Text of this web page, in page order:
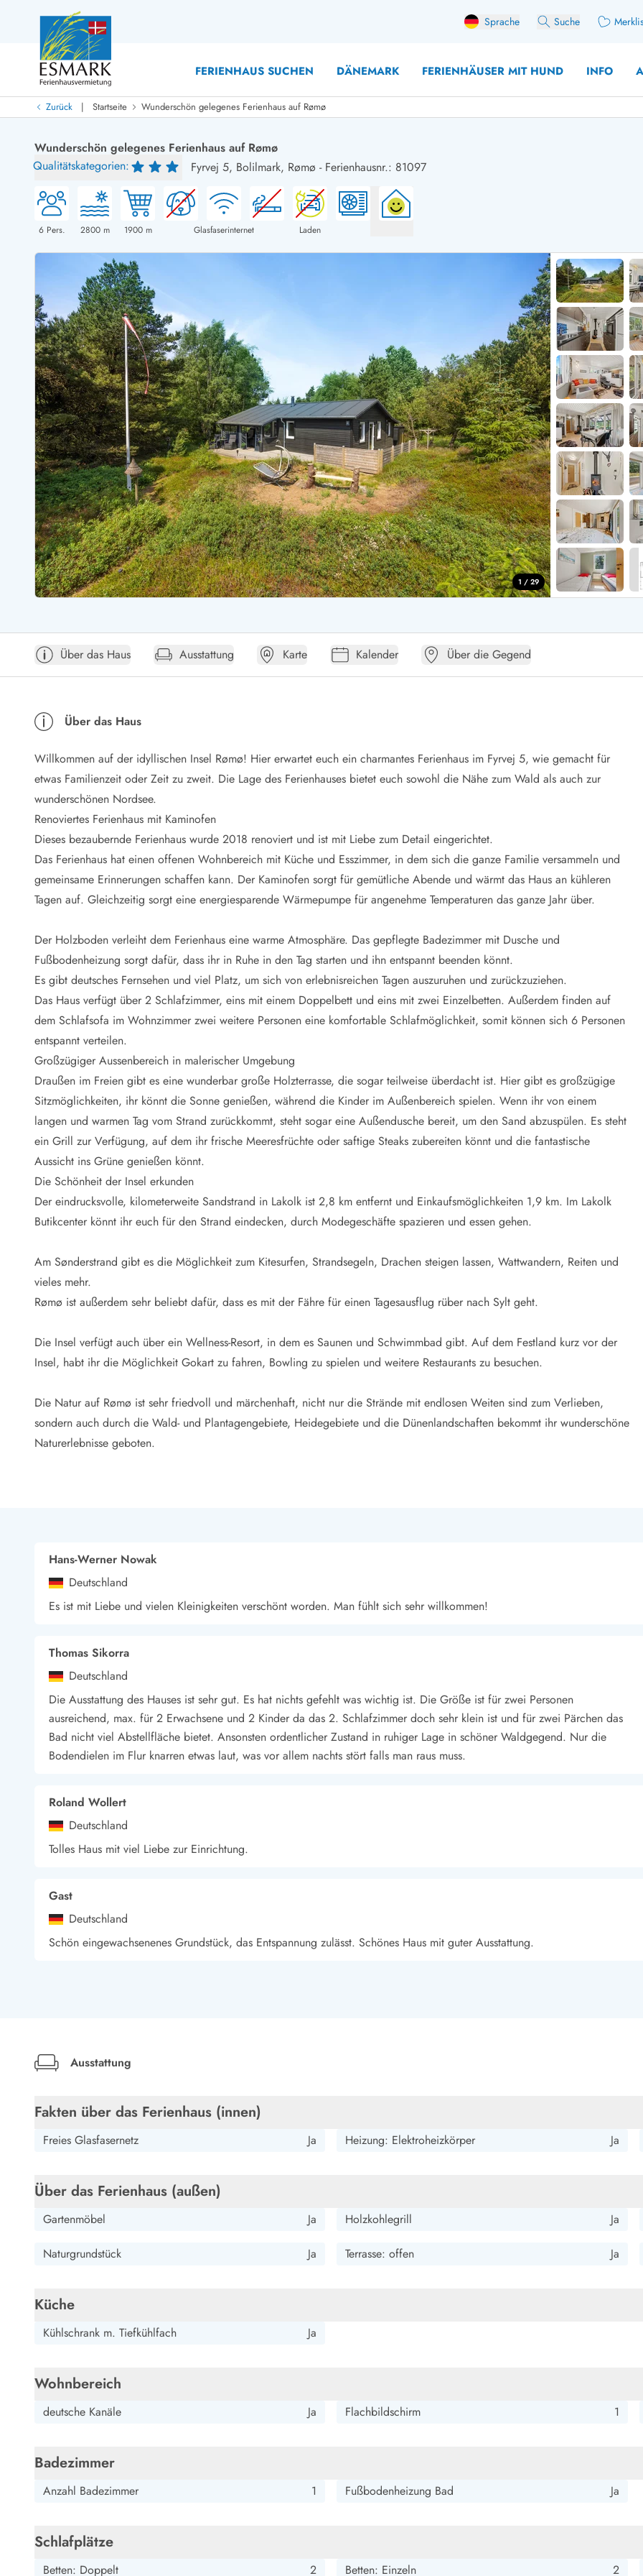
Sprache Suche
FERIENHAUS SUCHEN DÄNEMARK FERIENHÄUSER MIT HUND INFO
Last Minute
Last Minute
Neu bei uns!
Neue Ferienhäuser bei ESMARKFerienhäuser mit PoolFerienhäuser mit Hund
Neurenovierte Ferienhäuser
Ferienhäuser mit Endreinigung inklusive
Ferienhäuser dicht am Strand
Ferienhäuser neu gebaut
Ferienhäuser mit Sauna
Ferienhäuser Nicht-Raucher
Ferienhäuser mit Aussicht
Ferienhäuser mit Whirlpool
Ferienhäuser mit Freitagswechsel
Ferienhäuser mit Samstagswechsel
Ferienhäuser mit Sonntagswechsel
Ferienhäuser für Angler
Ferienhäuser mit Aktivitätsraum
Ferienhaus für 4 Personen
Ferienhaus für 6 Personen
Ferienhaus für
Ferienhäuser im
Ferienhäuser im
Ferienhäuser im
Ferienhäuser
Ferienhäuser
Ferienhäuser
Ferienhäuser BjerregardFerienhäuser BlavandFerienhäuser Hvide SandeFerienhäuser Sondervig
Ferienhäuser Argab
Ferienhäuser in Arrild
Ferienhäuser Bjerregard
Ferienhäuser Blavand
Ferienhäuser Bork Havn
Ferienhäuser Fjand
Ferienhäuser Fanö
Ferienhäuser Graerup Strand
Ferienhäuser Haurvig
Ferienhäuser Henne Strand
Ferienhäuser Ho
Ferienhäuser Houstrup
Ferienhäuser Houvig
Ferienhäuser auf Holmsland Klit
Ferienhäuser in Holmsland
Ferienhäuser Hvide Sande
Ferienhäuser Jegum
Ferienhäuser Klegod
Ferienhäuser Lodbjerg Hede
Ferienhäuser Nr. Lyngvig
Ferienhäuser in
Ferienhäuser
Ferienhäuser
Ferienhäuser
Ferienhäuser
Ferienhäuser in
Ferienhäuser
Ferienhäuser
Ferienhäuser
Öffnungszeiten
Anreise
Ferienhaus ABC
Häufige Fragen zur Buchung
Verleihservice
Reisescheckliste
Endreinigung
Gutschein
Frühbucher
Mietbedingungen
Reiseführer Dänemark
Tipps für Urlaub in Dänemark
Saisonzeiten
Badesicherheit im Meer
Naturschutz
Webcam Dänemark
Ferienhauskatalog
Fotowettbewerb
Vorteile bei uns
Reisecurity
Esmark KidsVIP
Esmark VIP - Partnervorteile und Rabatte
Preisgarantie
Keine Kaution
Gästebewertungen
Gratis WLAN
We love people
Esmark VIP Partnervorteile
Esmark KidsVIP
LEGOLAND® Rabatt
Urlaub am Strand
Urlaub in der Natur
Indoorspielländer in Dänemark
Zoos und Tierparks in Dänemark
Freizeitparks in Dänemark
Fitnesscenter in Dänemark
Reiten in Dänemark
Surfen in Dänemark
Segeln in Dänemark
Kultur in Dänemark
Historische Museen
Sehenswürdigkeiten
Kunstmuseen
Kunsthandwerk und Galerien
Essen und Trinken
Weihnachten in Dänemark
Wikinger in Dänemark
Esmark Bjerregard Esmark Sondervig Esmark Houstrup Esmark Fanö Esmark Blavand Esmark Vejers Esmark Henne
Kontakt & Öffnungszeiten
Sponsoren - Esmark unterstützt
Mietbedingungen
Impressum
Zurück | Startseite Wunderschön gelegenes Ferienhaus auf Rømø
Wunderschön gelegenes Ferienhaus auf Rømø
Qualitätskategorien:
Fyrvej 5, Bolilmark, Rømø - Ferienhausnr.: 81097
6Pers. 2800m 1900m Glasfaserinternet Laden
1 / 29
Über das Haus Ausstattung Karte Kalender Über die Gegend
Über das Haus
Willkommen auf der idyllischen Insel Rømø! Hier erwartet euch ein charmantes Ferienhaus im Fyrvej 5, wie gemacht für
etwas Familienzeit oder Zeit zu zweit. Die Lage des Ferienhauses bietet euch sowohl die Nähe zum Wald als auch zur
wunderschönen Nordsee.
Renoviertes Ferienhaus mit Kaminofen
Dieses bezaubernde Ferienhaus wurde 2018 renoviert und ist mit Liebe zum Detail eingerichtet.
Das Ferienhaus hat einen offenen Wohnbereich mit Küche und Esszimmer, in dem sich die ganze Familie versammeln und
gemeinsame Erinnerungen schaffen kann. Der Kaminofen sorgt für gemütliche Abende und wärmt das Haus an kühleren
Tagen auf. Gleichzeitig sorgt eine energiesparende Wärmepumpe für angenehme Temperaturen das ganze Jahr über.
Der Holzboden verleiht dem Ferienhaus eine warme Atmosphäre. Das gepflegte Badezimmer mit Dusche und
Fußbodenheizung sorgt dafür, dass ihr in Ruhe in den Tag starten und ihn entspannt beenden könnt.
Es gibt deutsches Fernsehen und viel Platz, um sich von erlebnisreichen Tagen auszuruhen und zurückzuziehen.
Das Haus verfügt über 2 Schlafzimmer, eins mit einem Doppelbett und eins mit zwei Einzelbetten. Außerdem finden auf
dem Schlafsofa im Wohnzimmer zwei weitere Personen eine komfortable Schlafmöglichkeit, somit können sich 6 Personen
entspannt verteilen.
Großzügiger Aussenbereich in malerischer Umgebung
Draußen im Freien gibt es eine wunderbar große Holzterrasse, die sogar teilweise überdacht ist. Hier gibt es großzügige
Sitzmöglichkeiten, ihr könnt die Sonne genießen, während die Kinder im Außenbereich spielen. Wenn ihr von einem
langen und warmen Tag vom Strand zurückkommt, steht sogar eine Außendusche bereit, um den Sand abzuspülen. Es steht
ein Grill zur Verfügung, auf dem ihr frische Meeresfrüchte oder saftige Steaks zubereiten könnt und die fantastische
Aussicht ins Grüne genießen könnt.
Die Schönheit der Insel erkunden
Der eindrucksvolle, kilometerweite Sandstrand in Lakolk ist 2,8 km entfernt und Einkaufsmöglichkeiten 1,9 km. Im Lakolk
Butikcenter könnt ihr euch für den Strand eindecken, durch Modegeschäfte spazieren und essen gehen.
Am Sønderstrand gibt es die Möglichkeit zum Kitesurfen, Strandsegeln, Drachen steigen lassen, Wattwandern, Reiten und
vieles mehr.
Rømø ist außerdem sehr beliebt dafür, dass es mit der Fähre für einen Tagesausflug rüber nach Sylt geht.
Die Insel verfügt auch über ein Wellness-Resort, in dem es Saunen und Schwimmbad gibt. Auf dem Festland kurz vor der
Insel, habt ihr die Möglichkeit Gokart zu fahren, Bowling zu spielen und weitere Restaurants zu besuchen.
Die Natur auf Rømø ist sehr friedvoll und märchenhaft, nicht nur die Strände mit endlosen Weiten sind zum Verlieben,
sondern auch durch die Wald- und Plantagengebiete, Heidegebiete und die Dünenlandschaften bekommt ihr wunderschöne
Naturerlebnisse geboten.
Hans-Werner Nowak
Deutschland
Es ist mit Liebe und vielen Kleinigkeiten verschönt worden. Man fühlt sich sehr willkommen!
Thomas Sikorra
Deutschland
Die Ausstattung des Hauses ist sehr gut. Es hat nichts gefehlt was wichtig ist. Die Größe ist für zwei Personen
ausreichend, max. für 2 Erwachsene und 2 Kinder da das 2. Schlafzimmer doch sehr klein ist und für zwei Pärchen das
Bad nicht viel Abstellfläche bietet. Ansonsten ordentlicher Zustand in ruhiger Lage in schöner Waldgegend. Nur die
Bodendielen im Flur knarren etwas laut, was vor allem nachts stört falls man raus muss.
Roland Wollert
Deutschland
Tolles Haus mit viel Liebe zur Einrichtung.
Gast
Deutschland
Schön eingewachsenenes Grundstück, das Entspannung zulässt. Schönes Haus mit guter Ausstattung.
Ausstattung
Fakten über das Ferienhaus (innen)
Freies Glasfasernetz Ja Heizung: Elektroheizkörper Ja
Über das Ferienhaus (außen)
Gartenmöbel Ja Holzkohlegrill Ja
Naturgrundstück Ja Terrasse: offen Ja
Küche
Kühlschrank m. Tiefkühlfach Ja
Wohnbereich
deutsche Kanäle Ja Flachbildschirm 1
Badezimmer
Anzahl Badezimmer 1 Fußbodenheizung Bad Ja
Schlafplätze
Betten: Doppelt 2 Betten: Einzeln 2